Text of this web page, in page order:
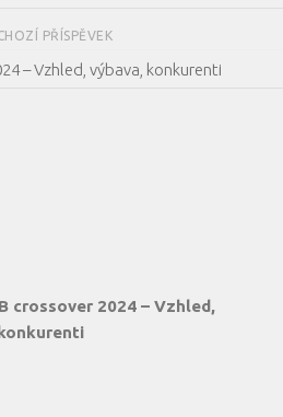
PŘÍSPĚVEK
– Vzhled, výbava, konkurenti
crossover 2024 – Vzhled,